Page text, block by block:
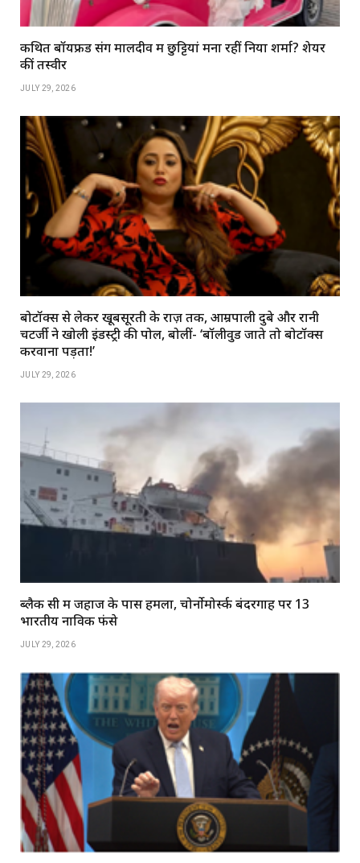
कथित बॉयफ्रेंड संग मालदीव में छुट्टियां मना रहीं निया शर्मा? शेयर
कीं तस्वीरें
JULY 29, 2026
बोटॉक्स से लेकर खूबसूरती के राज़ तक, आम्रपाली दुबे और रानी
चटर्जी ने खोली इंडस्ट्री की पोल, बोलीं- ‘बॉलीवुड जाते तो बोटॉक्स
करवाना पड़ता!’
JULY 29, 2026
ब्लैक सी में जहाज के पास हमला, चोर्नोमोर्स्क बंदरगाह पर 13
भारतीय नाविक फंसे
JULY 29, 2026